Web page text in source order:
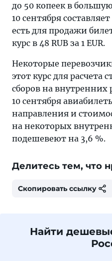
до 50 копеек в
10 сентября составляет
есть для продажи
курс в 48 RUB за 1 EUR.
Некоторые
этот курс для
сборов на внутренних
10 сентября
направления и
на некоторых
подешевеют на 3,6 %.
Делитесь тем, что
Скопировать ссылку
Найти